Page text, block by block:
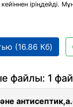
кейіннен
(16.86 Кб)
файлы: 1